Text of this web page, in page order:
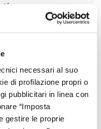
necessari al suo
di profilazione propri o
pubblicitari in linea con
“Imposta
gestire le proprie
serve sapere
di Mercedes GLA
nel dettaglio l’auto
disponibile